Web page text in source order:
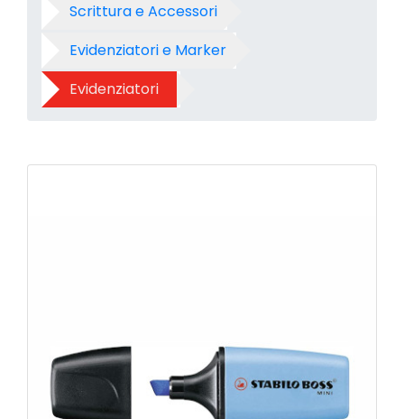
Scrittura e Accessori
Evidenziatori e Marker
Evidenziatori